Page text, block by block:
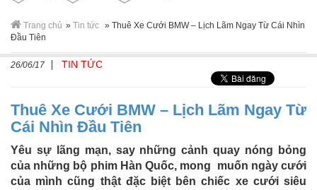
Trang chủ » Tin tức » Thuê Xe Cưới BMW – Lịch Lãm Ngay Từ Cái Nhìn
Đầu Tiên
26/06/17 TIN TỨC
Thuê Xe Cưới BMW – Lịch Lãm Ngay Từ
Cái Nhìn Đầu Tiên
Yêu sự lãng mạn, say những cảnh quay nóng bỏng
của những bộ phim Hàn Quốc, mong muốn ngày cưới
của mình cũng thật đặc biệt bên chiếc xe cưới siêu